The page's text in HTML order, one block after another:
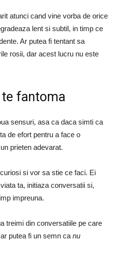
atunci cand vine vorba de orice
lent si subtil, in timp ce
Ar putea fi tentant sa
rosii, dar acest lucru nu este
fantoma
sensuri, asa ca daca simti ca
de efort pentru a face o
prieten adevarat.
si vor sa stie ce faci. Ei
ta, initiaza conversatii si,
impreuna.
treimi din conversatiile pe care
putea fi un semn ca nu